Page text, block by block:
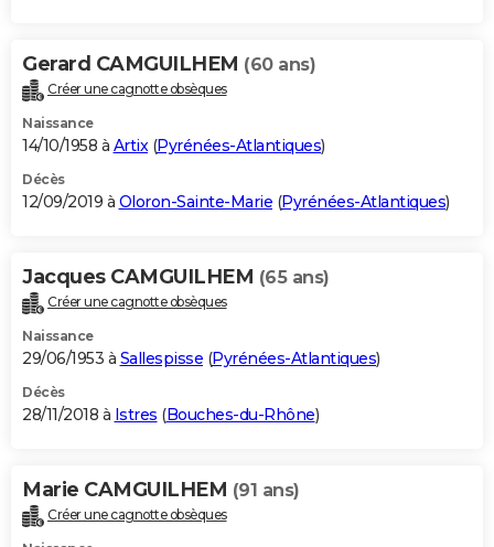
Gerard CAMGUILHEM (60 ans)
Créer une cagnotte obsèques
Naissance
14/10/1958 à Artix(Pyrénées-Atlantiques)
Décès
12/09/2019 à Oloron-Sainte-Marie (Pyrénées-Atlantiques)
Jacques CAMGUILHEM (65 ans)
Créer une cagnotte obsèques
Naissance
29/06/1953 à Sallespisse (Pyrénées-Atlantiques)
Décès
28/11/2018 à Istres (Bouches-du-Rhône)
Marie CAMGUILHEM (91 ans)
Créer une cagnotte obsèques